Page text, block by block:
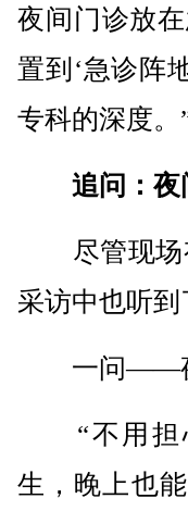
夜间门诊放
置到‘急诊阵
专科的深度。
追问：夜
尽管现场
采访中也听到
一问——夜
“不用担
生，晚上也